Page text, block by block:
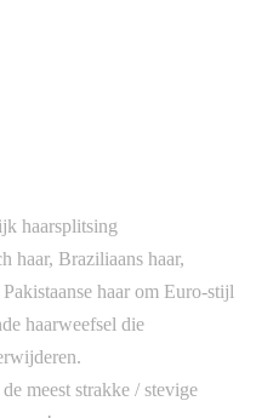
haarsplitsing
haar, Braziliaans haar,
haar om Euro-stijl
haarweefsel die
meest strakke / stevige